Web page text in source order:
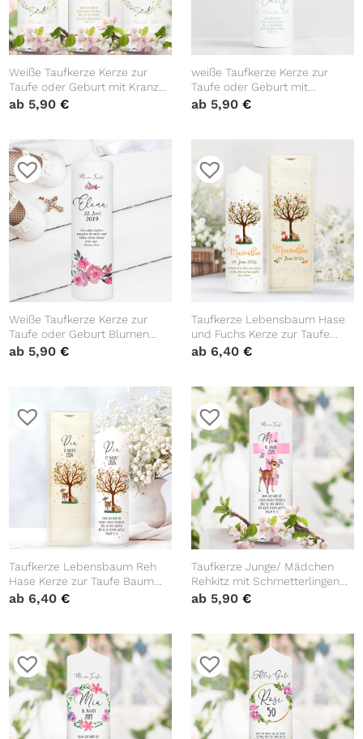
Weiße Taufkerze Kerze zur
Taufe oder Geburt mit Kranz
aus Wildgräsern mit Name
ab 5,90€
weiße Taufkerze Kerze zur
Taufe oder Geburt mit
Schmetterlingen mit Name
ab 5,90 €
Weiße Taufkerze Kerze zur
Taufe oder Geburt Blumen
Rosen mit Name Datum
ab 5,90€
Taufkerze Lebensbaum Hase
und Fuchs Kerze zur Taufe
Baum Spruch Taufspruch
ab 6,40 €
Taufkerze Lebensbaum Reh
Hase Kerze zur Taufe Baum
Taufspruch individualisierbar
ab 6,40€
Taufkerze Junge/ Mädchen
Rehkitz mit Schmetterlingen
bedruckt mit Namen, Datum
Taufspruch
ab 5,90 €